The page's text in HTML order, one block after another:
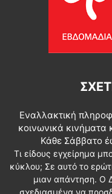
Εναλλακτική
κοινωνικά κινήματα
Κάθε Σάββατο
Τι είδους εγχείρημα
κύκλου; Σε αυτό το
μιαν απάντηση. Ο
σχεδιασμένα να